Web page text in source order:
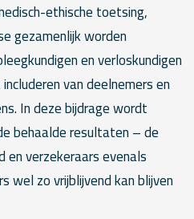
ethische toetsing,
gezamenlijk worden
en verloskundigen
van deelnemers en
In deze bijdrage wordt
behaalde resultaten – de
en verzekeraars evenals
wel zo vrijblijvend kan blijven